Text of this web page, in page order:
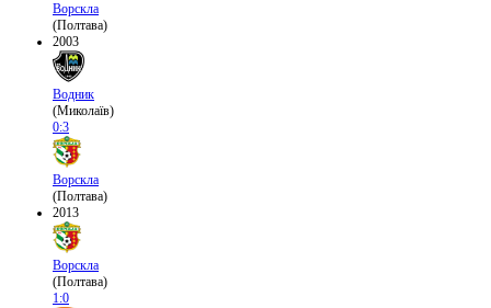
Ворскла
(Полтава)
2003
Водник
(Миколаїв)
0:3
Ворскла
(Полтава)
2013
Ворскла
(Полтава)
1:0